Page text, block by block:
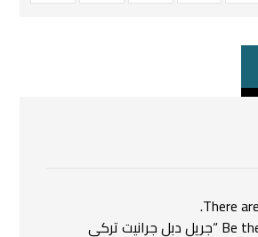
There
Be the first to review “جريل دبل جرانيت تركي